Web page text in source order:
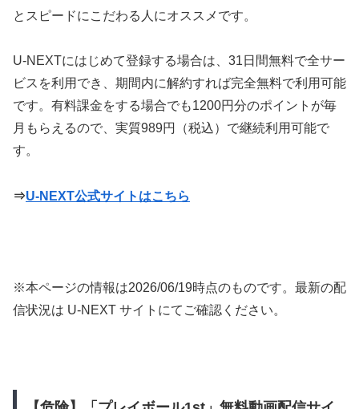
とスピードにこだわる人にオススメです。
U-NEXTにはじめて登録する場合は、31日間無料で全サー
ビスを利用でき、期間内に解約すれば完全無料で利用可能
です。有料課金をする場合でも1200円分のポイントが毎
月もらえるので、実質989円（税込）で継続利用可能で
す。
⇒U-NEXT公式サイトはこちら
※本ページの情報は2026/06/19時点のものです。最新の配
信状況は U-NEXT サイトにてご確認ください。